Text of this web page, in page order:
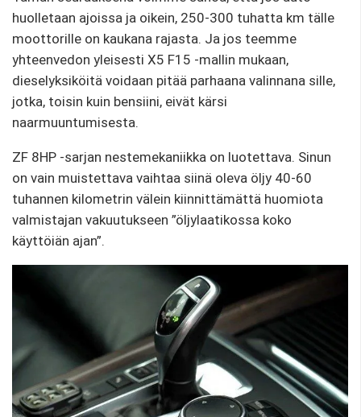
huolletaan ajoissa ja oikein, 250-300 tuhatta km tälle
moottorille on kaukana rajasta. Ja jos teemme
yhteenvedon yleisesti X5 F15 -mallin mukaan,
dieselyksiköitä voidaan pitää parhaana valinnana sille,
jotka, toisin kuin bensiini, eivät kärsi
naarmuuntumisesta.
ZF 8HP -sarjan nestemekaniikka on luotettava. Sinun
on vain muistettava vaihtaa siinä oleva öljy 40-60
tuhannen kilometrin välein kiinnittämättä huomiota
valmistajan vakuutukseen ”öljylaatikossa koko
käyttöiän ajan”.